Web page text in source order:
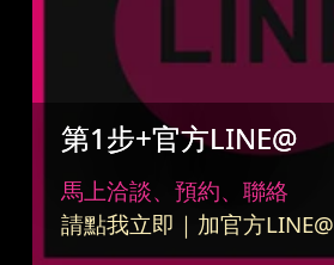
第1步+官方LINE@
馬上洽談、預約、聯絡
請點我立即｜加官方LINE@